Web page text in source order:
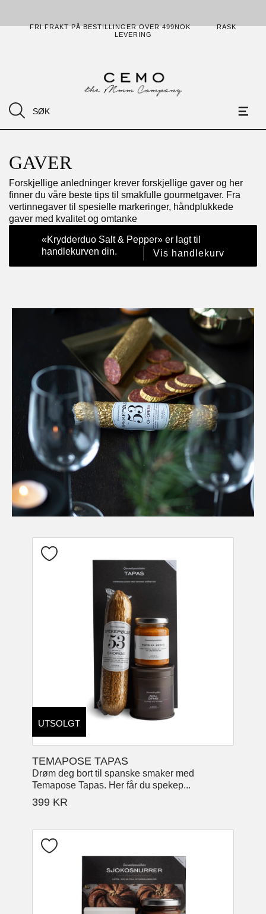
FRI FRAKT PÅ BESTILLINGER OVER 499NOK
RASK
LEVERING
GAVER
Forskjellige anledninger krever forskjellige gaver og her
finner du våre beste tips til smakfulle gourmetgaver. Fra
vertinnegaver til spesielle markeringer, håndplukkede
gaver med kvalitet og omtanke
«Krydderduo Salt & Pepper» er lagt til
handlekurven din.
Vis handlekurv
TEMAPOSE TAPAS
Drøm deg bort til spanske smaker med
Temapose Tapas. Her får du spekep...
399 KR
UTSOLGT